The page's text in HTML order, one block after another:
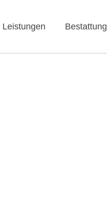
Leistungen